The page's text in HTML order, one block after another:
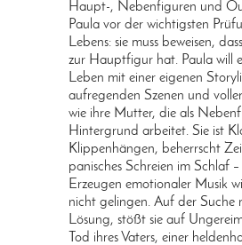
Haupt-, Nebenfiguren und
Paula vor der wichtigsten
Lebens: sie muss beweisen,
zur Hauptfigur hat. Paula will
Leben mit einer eigenen
aufregenden Szenen und
wie ihre Mutter, die als
Hintergrund arbeitet. Sie ist
Klippenhängen, beherrscht
panisches Schreien im Schlaf
Erzeugen emotionaler Musik
nicht gelingen. Auf der Suche
Lösung, stößt sie auf
Tod ihres Vaters, einer